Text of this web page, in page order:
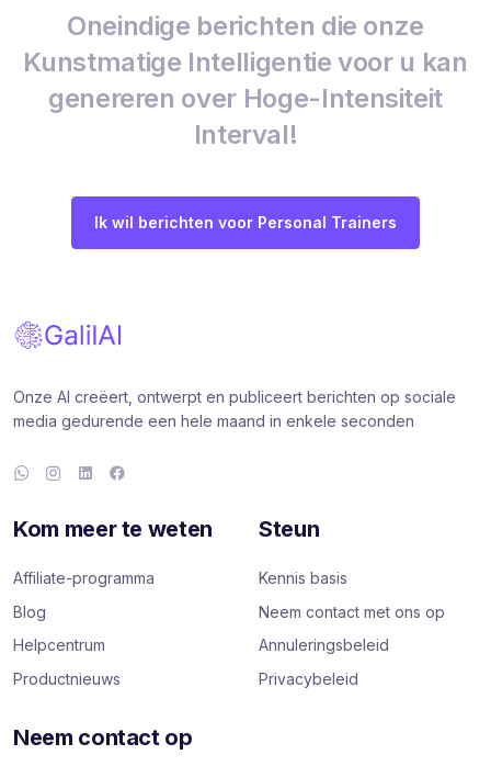
Oneindige berichten die onze
Kunstmatige Intelligentie voor u kan
genereren over Hoge-Intensiteit
Interval!
Ik wil berichten voor Personal Trainers
Onze AI creëert, ontwerpt en publiceert berichten op sociale
media gedurende een hele maand in enkele seconden
Kom meer te weten
Affiliate-programma
Blog
Helpcentrum
Productnieuws
Steun
Kennis basis
Neem contact met ons op
Annuleringsbeleid
Privacybeleid
Neem contact op